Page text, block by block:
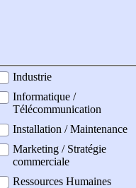
Industrie
Informatique /
Télécommunication
Installation / Maintenance
Marketing / Stratégie
commerciale
Ressources Humaines